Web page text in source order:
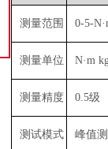
测量范围 0-5-
测量单位 N·m
测量精度 0.5级
测试模式 峰值